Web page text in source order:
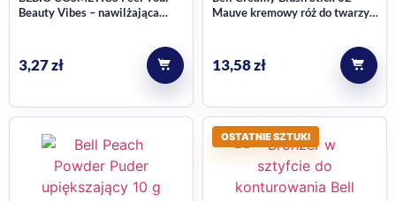
Beauty Vibes – nawilżająca
3,27zł
Mauve kremowy róż do twarzy,
13,58zł
OSTATNIE SZTUKI